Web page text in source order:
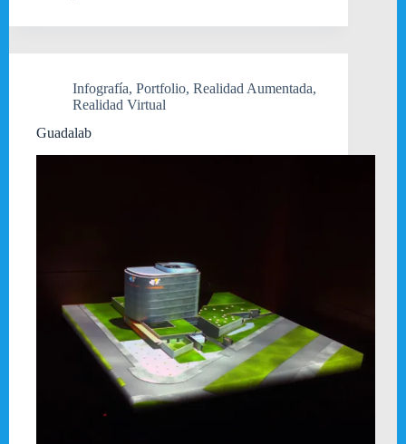
Infografía, Portfolio, Realidad Aumentada,
Realidad Virtual
Guadalab